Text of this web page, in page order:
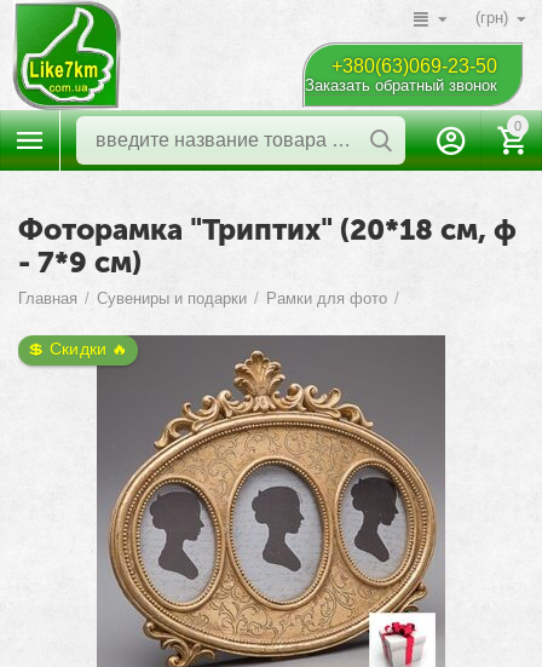
(грн)
+380(63)069-23-50
Заказать обратный звонок
0
Фоторамка "Триптих" (20*18 см, ф
- 7*9 см)
Главная / Сувениры и подарки / Рамки для фото /
💲 Скидки 🔥